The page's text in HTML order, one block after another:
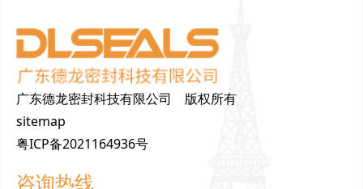
广东德龙密封科技有限公司 版权所有
sitemap
粤ICP备2021164936号
咨询热线